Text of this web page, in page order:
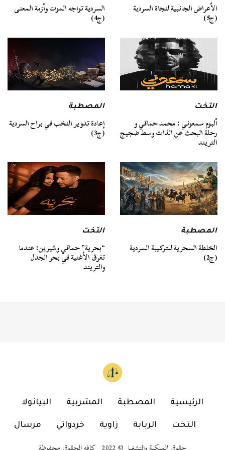
الأعراض الجانبية لنجاة السردية
(ج5)
السردية تواجه الموت وأزمة المعنى
(ج4)
التخت
ألبوم سمعوني : محمد حماقي و
رحلة البحث عن الذات وسط ضجيج
التريند
المصطبة
إعادة تدوير النخب في براح السردية
(ج3)
المصطبة
الخلطة السحرية للتركيبة السردية
(ج2)
التخت
“بحرية” حماقي وشيرين: عندما
تغرق الأغنية في بحر الجدل
والتريند
الرئيسية المصطبة المشربية البيانولا
التخت الربابة زاوية خردواتي مرسال